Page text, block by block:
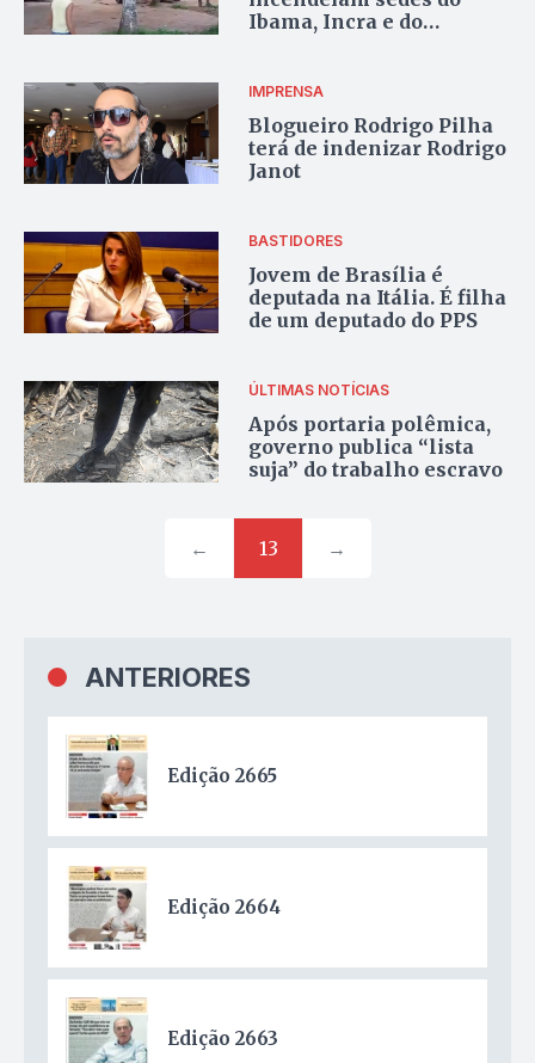
Ibama, Incra e do
IMPRENSA
Blogueiro Rodrigo Pilha
terá de indenizar Rodrigo
Janot
BASTIDORES
Jovem de Brasília é
deputada na Itália. É filha
de um deputado do PPS
ÚLTIMAS NOTÍCIAS
Após portaria polêmica,
governo publica “lista
suja” do trabalho escravo
← 13 →
ANTERIORES
Edição 2665
Edição 2664
Edição 2663